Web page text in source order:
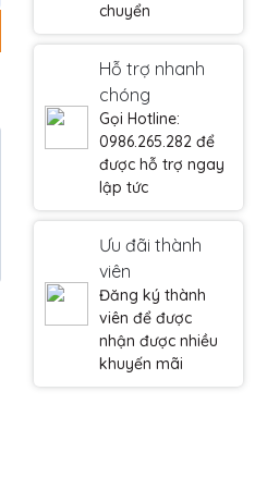
chuyển
Hỗ trợ nhanh
chóng
Gọi Hotline:
0986.265.282 để
được hỗ trợ ngay
lập tức
Ưu đãi thành
viên
Đăng ký thành
viên để được
nhận được nhiều
khuyến mãi